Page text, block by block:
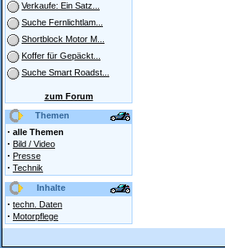
Verkaufe: Ein Satz...
Suche Fernlichtlam...
Shortblock Motor M...
Koffer für Gepäckt...
Suche Smart Roadst...
zum Forum
Themen
· alle Themen
· Bild / Video
· Presse
· Technik
Inhalte
· techn. Daten
· Motorpflege